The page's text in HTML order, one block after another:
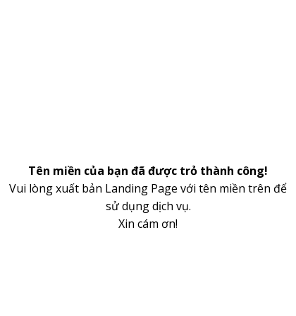
Tên miền của bạn đã được trỏ thành công!
Vui lòng xuất bản Landing Page với tên miền trên để
sử dụng dịch vụ.
Xin cám ơn!